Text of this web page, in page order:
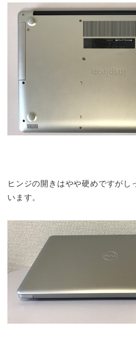
ヒンジの開きはやや硬めですがし
います。